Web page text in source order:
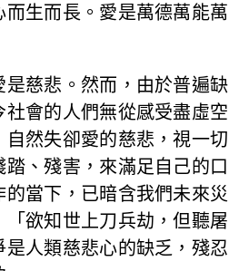
生而長。愛是萬德萬能萬
慈悲。然而，由於普遍缺
會的人們無從感受盡虛空
然失卻愛的慈悲，視一切
、殘害，來滿足自己的口
當下，已暗含我們未來災
欲知世上刀兵劫，但聽屠
是人類慈悲心的缺乏，殘忍